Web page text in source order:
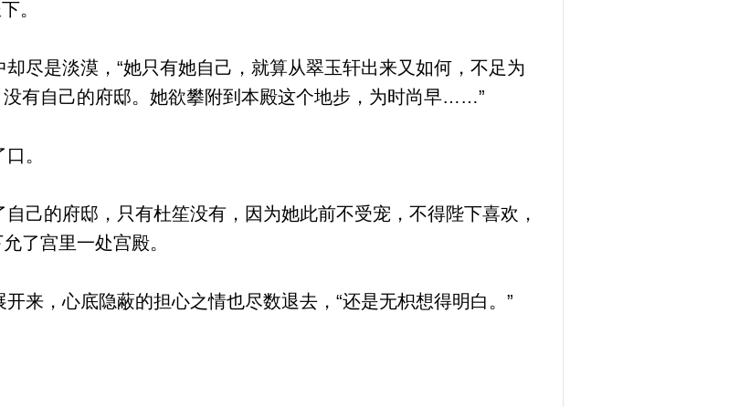
。
尽是淡漠，“她只有她自己，就算从翠玉轩出来又如何，不足为
有自己的府邸。她欲攀附到本殿这个地步，为时尚早……”
。
己的府邸，只有杜笙没有，因为她此前不受宠，不得陛下喜欢，
了宫里一处宫殿。
来，心底隐蔽的担心之情也尽数退去，“还是无枳想得明白。”